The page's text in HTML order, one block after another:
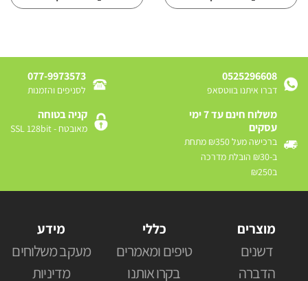
0525296608
דברו איתנו בווטסאפ
077-9973573
לסניפים והזמנות
משלוח חינם עד 7 ימי
עסקים
ברכישה מעל ₪350 מתחת
ב-₪30 הובלת מדרכה
ב₪250
קניה בטוחה
מאובטח - SSL 128bit
מוצרים
דשנים
הדברה
כללי
טיפים ומאמרים
בקרו אותנו
מידע
מעקב משלוחים
מדיניות